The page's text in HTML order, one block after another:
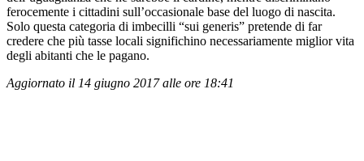
ferocemente i cittadini sull’occasionale base del luogo di nascita.
Solo questa categoria di imbecilli “sui generis” pretende di far
credere che più tasse locali significhino necessariamente miglior vita
degli abitanti che le pagano.
Aggiornato il 14 giugno 2017 alle ore 18:41